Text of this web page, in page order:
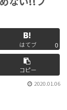
はてブ 0
コピー
2020.01.06